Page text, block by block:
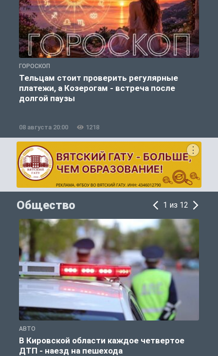
ГОРОСКОП
Тельцам стоит проверить регулярные
платежи, а Козерогам - встреча после
долгой паузы
08 августа 20:00 1218
Общество 1 из 12
АВТО
В Кировской области каждое четвертое
ДТП - наезд на пешехода